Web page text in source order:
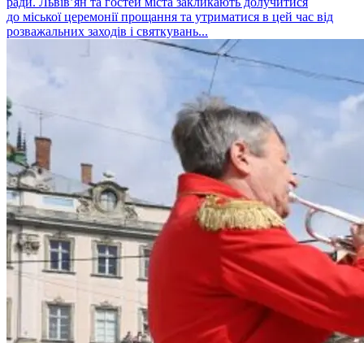
до міської церемонії прощання та утриматися в цей час від
розважальних заходів і святкувань...